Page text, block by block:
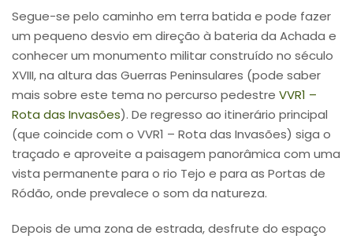
Segue-se pelo caminho em terra batida e pode fazer
um pequeno desvio em direção à bateria da Achada e
conhecer um monumento militar construído no século
XVIII, na altura das Guerras Peninsulares (pode saber
mais sobre este tema no percurso pedestre VVR1 –
Rota das Invasões). De regresso ao itinerário principal
(que coincide com o VVR1 – Rota das Invasões) siga o
traçado e aproveite a paisagem panorâmica com uma
vista permanente para o rio Tejo e para as Portas de
Ródão, onde prevalece o som da natureza.
Depois de uma zona de estrada, desfrute do espaço